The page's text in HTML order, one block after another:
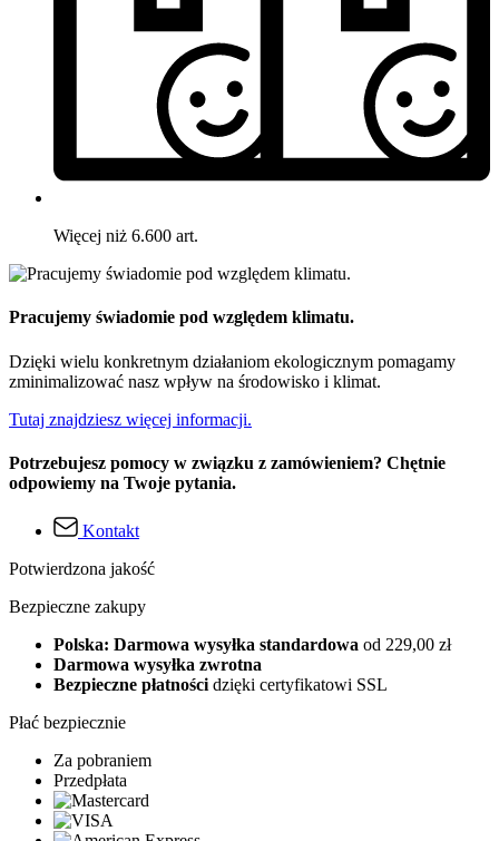
Więcej niż 6.600 art.
Pracujemy świadomie pod względem klimatu.
Dzięki wielu konkretnym działaniom ekologicznym pomagamy
zminimalizować nasz wpływ na środowisko i klimat.
Tutaj znajdziesz więcej informacji.
Potrzebujesz pomocy w związku z zamówieniem? Chętnie
odpowiemy na Twoje pytania.
Kontakt
Potwierdzona jakość
Bezpieczne zakupy
Polska: Darmowa wysyłka standardowa od 229,00 zł
Darmowa wysyłka zwrotna
Bezpieczne płatności dzięki certyfikatowi SSL
Płać bezpiecznie
Za pobraniem
Przedpłata